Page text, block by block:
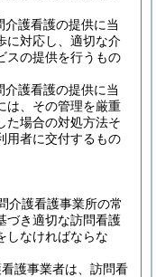
護看護の提供に当
に対応し、適切な介
スの提供を行うもの
護看護の提供に当
は、その管理を厳重
た場合の対処方法そ
用者に交付するもの
介護看護事業所の常
づき適切な訪問看護
しなければならな
護事業者は、訪問看